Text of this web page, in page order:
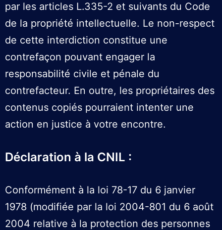
par les articles L.335-2 et suivants du Code
de la propriété intellectuelle. Le non-respect
de cette interdiction constitue une
contrefaçon pouvant engager la
responsabilité civile et pénale du
contrefacteur. En outre, les propriétaires des
contenus copiés pourraient intenter une
action en justice à votre encontre.
Déclaration à la CNIL :
Conformément à la loi 78-17 du 6 janvier
1978 (modifiée par la loi 2004-801 du 6 août
2004 relative à la protection des personnes